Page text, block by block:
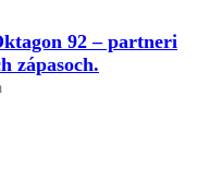
92 – partneri
zápasoch.